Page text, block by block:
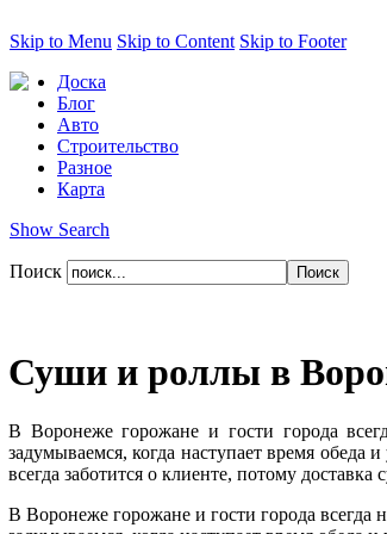
Skip to Menu Skip to Content Skip to Footer
Доска
Блог
Авто
Строительство
Разное
Карта
Show Search
Поиск
Суши и роллы в
В Воронеже горожане и гости города
задумываемся, когда наступает время обеда
всегда заботится о клиенте, потому
В Воронеже горожане и гости города